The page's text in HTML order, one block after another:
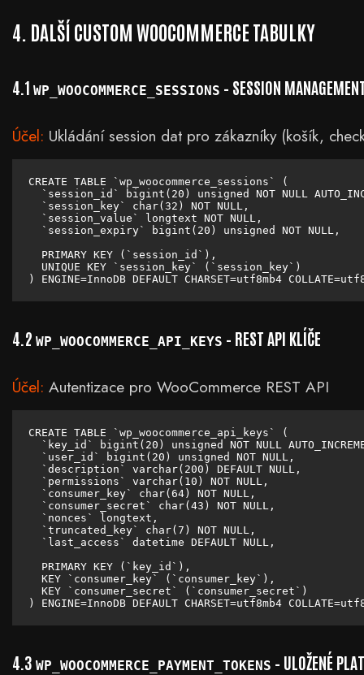
4. DALŠÍ CUSTOM WOOCOMMERCE TABULKY
4.1 WP_WOOCOMMERCE_SESSIONS – SESSION
Účel: Ukládání session dat pro zákazníky (košík,
CREATE TABLE `wp_woocommerce_sessions` (
`session_id` bigint(20) unsigned NOT NULL
  `session_key` char(32) NOT NULL,
  `session_value` longtext NOT NULL,
  `session_expiry` bigint(20) unsigned NOT NULL,
  PRIMARY KEY (`session_id`),
  UNIQUE KEY `session_key` (`session_key`)
) ENGINE=InnoDB DEFAULT CHARSET=utf8mb4
4.2 WP_WOOCOMMERCE_API_KEYS – REST API KLÍČE
Účel: Autentizace pro WooCommerce REST API
CREATE TABLE `wp_woocommerce_api_keys` (
`key_id` bigint(20) unsigned NOT NULL
  `user_id` bigint(20) unsigned NOT NULL,
  `description` varchar(200) DEFAULT NULL,
  `permissions` varchar(10) NOT NULL,
  `consumer_key` char(64) NOT NULL,
  `consumer_secret` char(43) NOT NULL,
  `nonces` longtext,
  `truncated_key` char(7) NOT NULL,
  `last_access` datetime DEFAULT NULL,
  PRIMARY KEY (`key_id`),
  KEY `consumer_key` (`consumer_key`),
  KEY `consumer_secret` (`consumer_secret`)
) ENGINE=InnoDB DEFAULT CHARSET=utf8mb4
4.3 WP_WOOCOMMERCE_PAYMENT_TOKENS – ULOŽENÉ